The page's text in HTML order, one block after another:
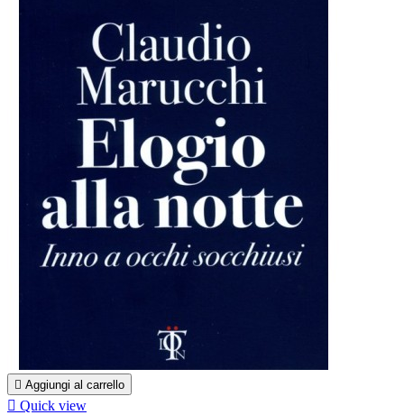
 Aggiungi al carrello
 Quick view